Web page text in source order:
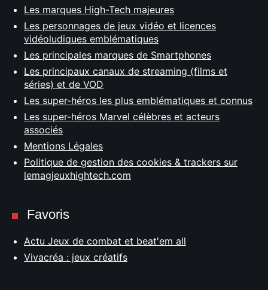
Les marques High-Tech majeures
Les personnages de jeux vidéo et licences
vidéoludiques emblématiques
Les principales marques de Smartphones
Les principaux canaux de streaming (films et
séries) et de VOD
Les super-héros les plus emblématiques et connus
Les super-héros Marvel célèbres et acteurs
associés
Mentions Légales
Politique de gestion des cookies & trackers sur
lemagjeuxhightech.com
Favoris
Actu Jeux de combat et beat'em all
Vivacréa : jeux créatifs